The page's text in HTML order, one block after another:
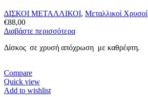
ΔΙΣΚΟΙ ΜΕΤΑΛΛΙΚΟΙ, Μεταλλικοί Χρυσοί
€88,00
Διαβάστε περισσότερα
Δίσκος σε χρυσή απόχρωση με καθρέφτη.
Compare
Quick view
Add to wishlist